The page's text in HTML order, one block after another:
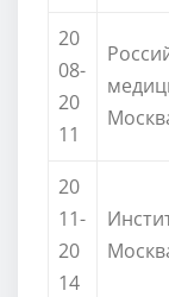
20
08-
20
11
20
11-
20
14